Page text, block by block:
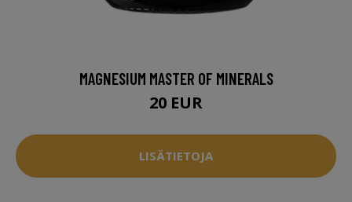
MAGNESIUM MASTER OF MINERALS
20 EUR
LISÄTIETOJA